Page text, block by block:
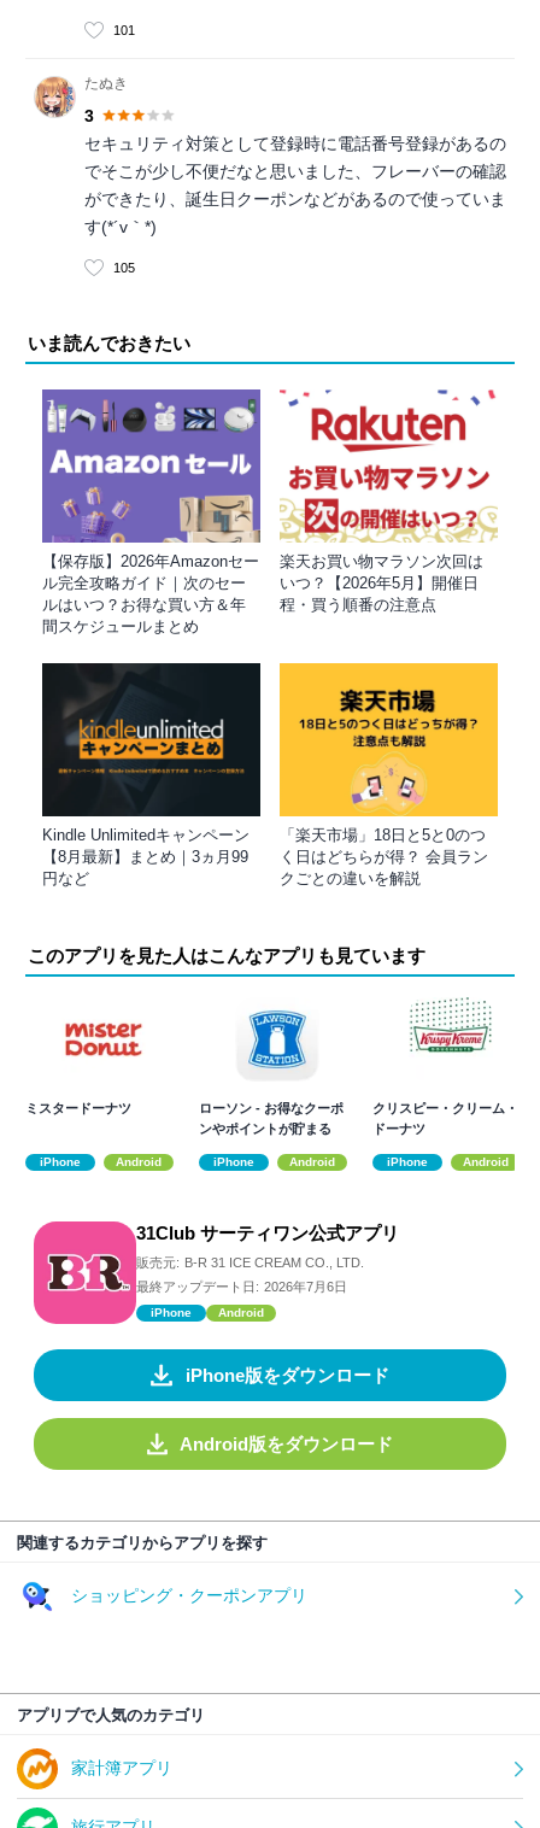
101
たぬき
3
セキュリティ対策として登録時に電話番号登録があるの
でそこが少し不便だなと思いました、フレーバーの確認
ができたり、誕生日クーポンなどがあるので使っていま
す(*´v｀*)
105
いま読んでおきたい
【保存版】2026年Amazonセー
ル完全攻略ガイド｜次のセー
ルはいつ？お得な買い方＆年
間スケジュールまとめ
楽天お買い物マラソン次回は
いつ？【2026年5月】開催日
程・買う順番の注意点
Kindle Unlimitedキャンペーン
【8月最新】まとめ｜3ヵ月99
円など
「楽天市場」18日と5と0のつ
く日はどちらが得？ 会員ラン
クごとの違いを解説
このアプリを見た人はこんなアプリも見ています
ミスタードーナツ
iPhone Android
ローソン - お得なクーポ
ンやポイントが貯まる
iPhone Android
クリスピー・クリーム・
ドーナツ
iPhone Android
31Club サーティワン公式アプリ
販売元: B-R 31 ICE CREAM CO., LTD.
最終アップデート日: 2026年7月6日
iPhone Android
iPhone版をダウンロード
Android版をダウンロード
関連するカテゴリからアプリを探す
ショッピング・クーポンアプリ
アプリブで人気のカテゴリ
家計簿アプリ